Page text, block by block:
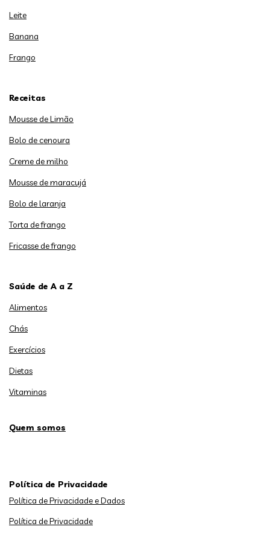
Leite
Banana
Frango
Receitas
Mousse de Limão
Bolo de cenoura
Creme de milho
Mousse de maracujá
Bolo de laranja
Torta de frango
Fricasse de frango
Saúde de A a Z
Alimentos
Chás
Exercícios
Dietas
Vitaminas
Quem somos
Política de Privacidade
Política de Privacidade e Dados
Política de Privacidade